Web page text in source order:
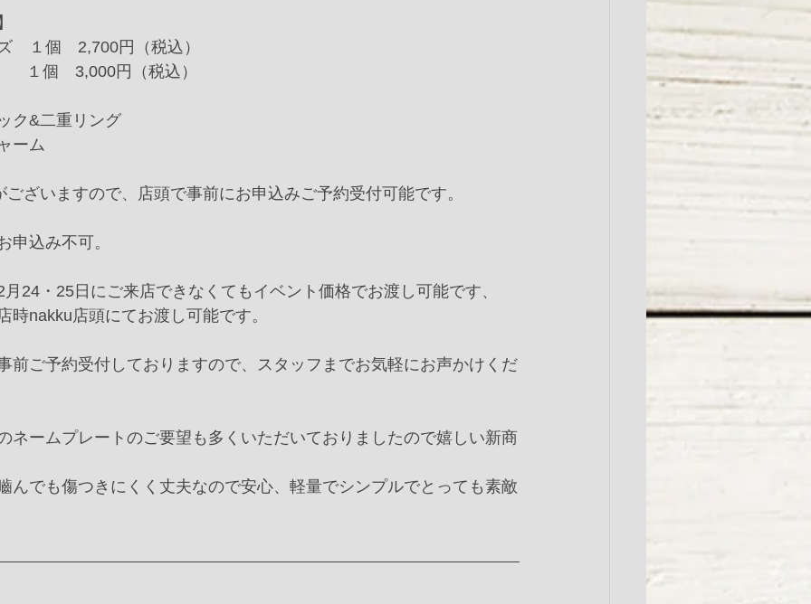
　１個　2,700円（税込）
１個　3,000円（税込）
ク&二重リング
ーム
ざいますので、店頭で事前にお申込みご予約受付可能です。
込み不可。
24・25日にご来店できなくてもイベント価格でお渡し可能です、
時nakku店頭にてお渡し可能です。
前ご予約受付しておりますので、スタッフまでお気軽にお声かけくだ
ネームプレートのご要望も多くいただいておりましたので嬉しい新商
んでも傷つきにくく丈夫なので安心、軽量でシンプルでとっても素敵